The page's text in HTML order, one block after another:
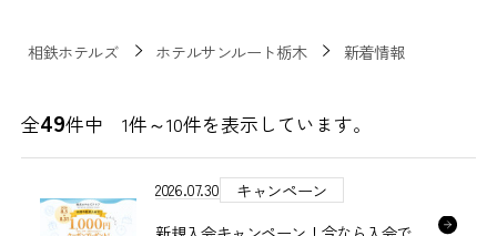
相鉄ホテルズ ホテルサンルート栃木 新着情報
全49件中 1件～10件を表示しています。
2026.07.30
キャンペーン